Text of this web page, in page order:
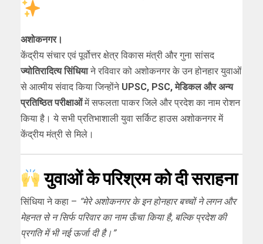
अशोकनगर।
केंद्रीय संचार एवं पूर्वोत्तर क्षेत्र विकास मंत्री और गुना सांसद
ज्योतिरादित्य सिंधियाने रविवार को अशोकनगर के उन होनहार युवाओं
से आत्मीय संवाद किया जिन्होंने UPSC, PSC, मेडिकल और अन्य
प्रतिष्ठित परीक्षाओंमें सफलता पाकर जिले और प्रदेश का नाम रोशन
किया है। ये सभी प्रतिभाशाली युवा सर्किट हाउस अशोकनगर में
केंद्रीय मंत्री से मिले।
युवाओं के परिश्रम को दी सराहना
सिंधिया ने कहा – “मेरे अशोकनगर के इन होनहार बच्चों ने लगन और
मेहनत से न सिर्फ परिवार का नाम ऊँचा किया है, बल्कि प्रदेश की
प्रगति में भी नई ऊर्जा दी है।”